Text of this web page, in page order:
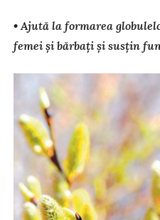
• Ajută la formarea
femei și bărbați și susțin